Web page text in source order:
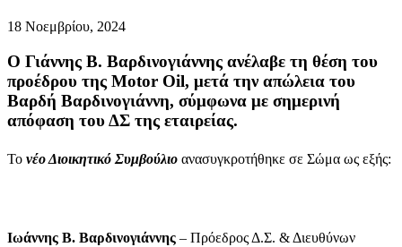
18 Νοεμβρίου, 2024
Ο Γιάννης Β. Βαρδινογιάννης ανέλαβε τη θέση του
προέδρου της Μotor Oil, μετά την απώλεια του
Βαρδή Βαρδινογιάννη, σύμφωνα με σημερινή
απόφαση του ΔΣ της εταιρείας.
Το νέο Διοικητικό Συμβούλιο ανασυγκροτήθηκε σε Σώμα ως εξής:
Ιωάννης Β. Βαρδινογιάννης – Πρόεδρος Δ.Σ. & Διευθύνων